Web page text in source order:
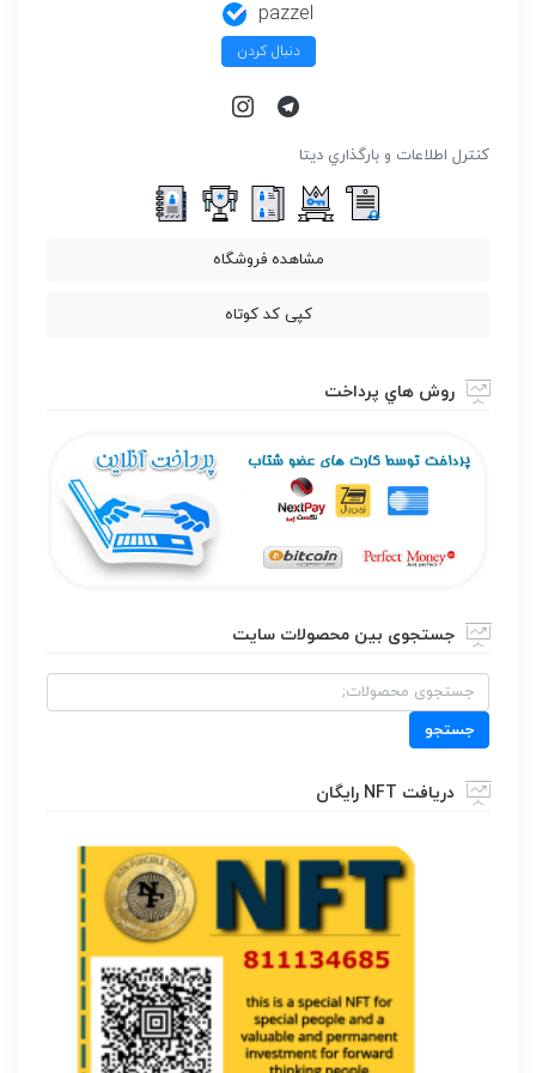
pazzel
دنبال کردن
كنترل اطلاعات و بارگذاري ديتا
مشاهده فروشگاه
کپی کد کوتاه
روش هاي پرداخت
جستجوی بین محصولات سایت
جستجو
برای:
جستجو
دریافت NFT رایگان